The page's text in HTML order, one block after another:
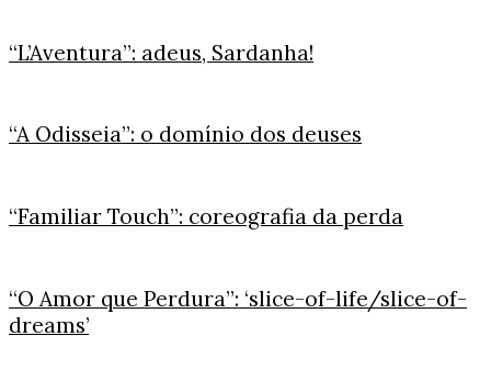
“L’Aventura”: adeus, Sardanha!
“A Odisseia”: o domínio dos deuses
“Familiar Touch”: coreografia da perda
“O Amor que Perdura”: ‘slice-of-life/slice-of-
dreams’